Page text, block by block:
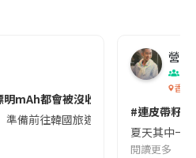
mAh都會被沒收😱出發前切記檢查
準備前往韓國旅遊的民眾，近期要
營養
香港
#連皮帶籽
夏天其中一
閱讀更多